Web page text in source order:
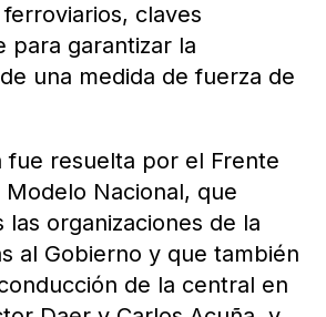
claves
para garantizar la
una medida de fuerza de
fue resuelta por el Frente
Nacional, que
las organizaciones de la
al Gobierno y que también
de la central en